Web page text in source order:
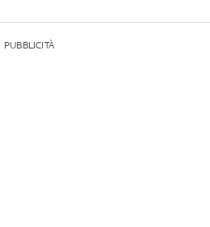
PUBBLICITÀ